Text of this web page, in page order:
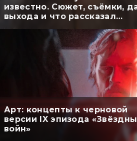
известно. Сюжет, съёмки,
выхода и что рассказал
Арт: концепты к черновой
версии IX эпизода
войн»